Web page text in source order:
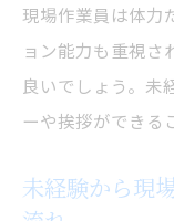
現場作業員は体力
ョン能力も重視さ
良いでしょう。未
ーや挨拶ができる
未経験から現